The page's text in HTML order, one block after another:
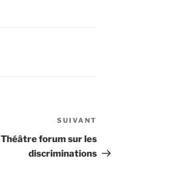
suivant
SUIVANT
Théâtre forum sur les
discriminations